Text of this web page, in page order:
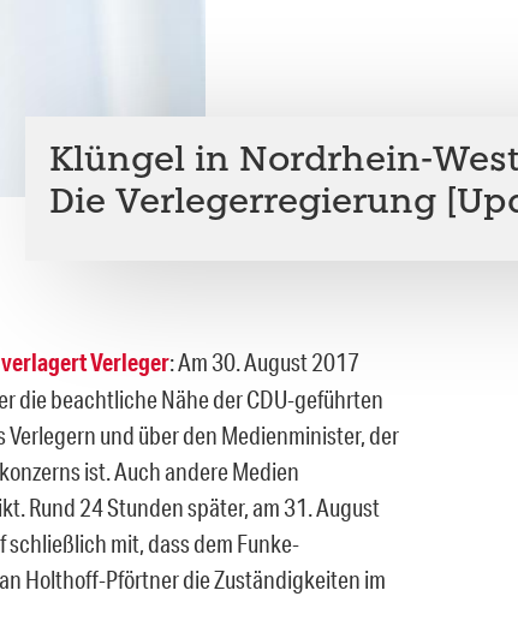
Klüngel in Nordrhein-
Die Verlegerregierung
Verleger: Am 30. August 2017
die beachtliche Nähe der CDU-geführten
und über den Medienminister, der
ist. Auch andere Medien
Rund 24 Stunden später, am 31. August
mit, dass dem Funke-
Holthoff-Pförtner die Zuständigkeiten im